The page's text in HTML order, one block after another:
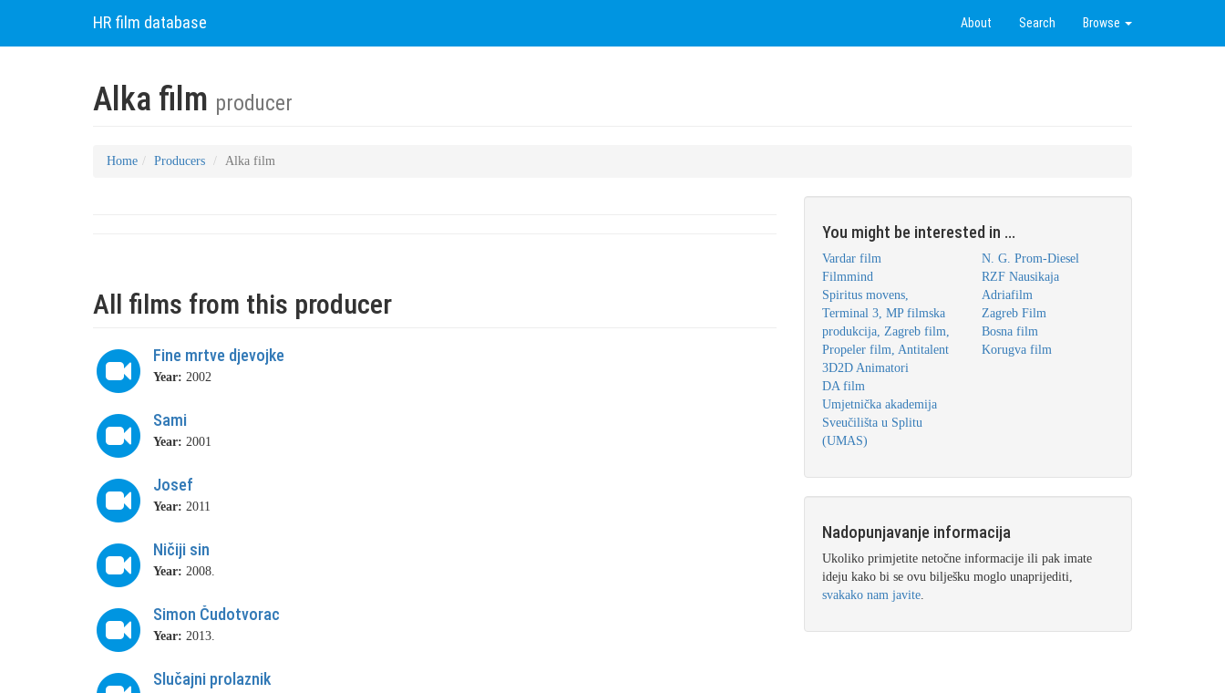
HR film database About Search Browse
Alka film producer
Home Producers Alka film
All films from this producer
Fine mrtve djevojke
Year: 2002
Sami
Year: 2001
Josef
Year: 2011
Ničiji sin
Year: 2008.
Simon Čudotvorac
Year: 2013.
Slučajni prolaznik
You might be interested in ...
Vardar film
Filmmind
Spiritus movens,
Terminal 3, MP filmska
produkcija, Zagreb film,
Propeler film, Antitalent
3D2D Animatori
DA film
Umjetnička akademija
Sveučilišta u Splitu
(UMAS)
N. G. Prom-Diesel
RZF Nausikaja
Adriafilm
Zagreb Film
Bosna film
Korugva film
Nadopunjavanje informacija
Ukoliko primjetite netočne informacije ili pak imate
ideju kako bi se ovu bilješku moglo unaprijediti,
svakako nam javite.